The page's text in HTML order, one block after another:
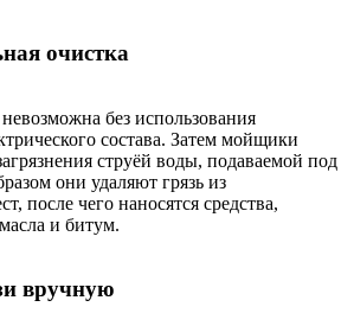
очистка
без использования
состава. Затем мойщики
струёй воды, подаваемой под
они удаляют грязь из
после чего наносятся средства,
и битум.
вручную